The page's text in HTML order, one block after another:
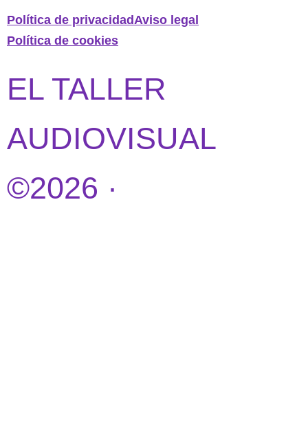
Política de privacidadAviso legal
Política de cookies
EL TALLER
AUDIOVISUAL
©2026 ·